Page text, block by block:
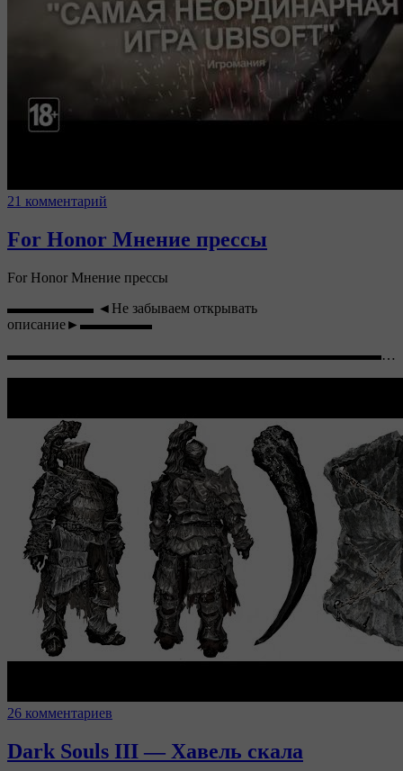
21 комментарий
For Honor Мнение прессы
For Honor Мнение прессы
▬▬▬▬▬▬ ◄Не забываем открывать
описание►▬▬▬▬▬
▬▬▬▬▬▬▬▬▬▬▬▬▬▬▬▬▬▬▬▬▬▬▬▬▬▬…
26 комментариев
Dark Souls III — Хавель скала